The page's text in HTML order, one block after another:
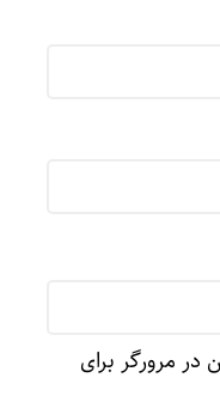
در مرورگر برای